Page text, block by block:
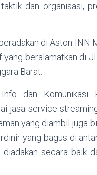
dan organisasi,
di Aston INN
beralamatkan di
Barat.
dan Komunikasi
jasa service
yang diambil juga
yang bagus di
secara baik